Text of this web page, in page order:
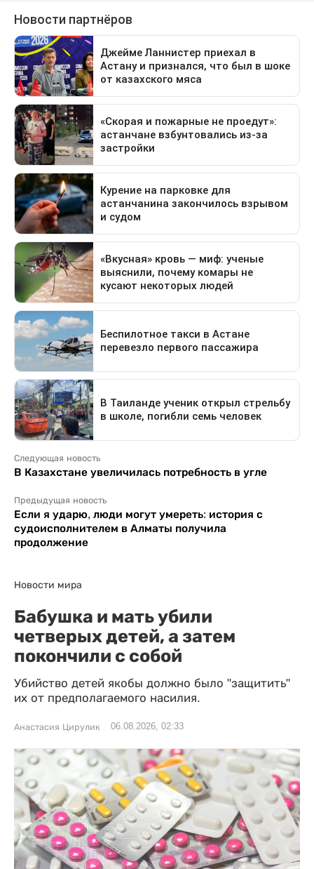
Следующая новость
В Казахстане увеличилась потребность в угле
Предыдущая новость
Если я ударю, люди могут умереть: история с
судоисполнителем в Алматы получила
продолжение
Новости мира
Бабушка и мать убили
четверых детей, а затем
покончили с собой
Убийство детей якобы должно было "защитить"
их от предполагаемого насилия.
Анастасия Цирулик 06.08.2026, 02:33